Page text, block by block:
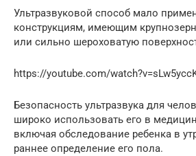
Ультразвуковой способ мало
конструкциям, имеющим
или сильно шероховатую
https://youtube.com/
Безопасность ультразвука для
широко использовать его в
включая обследование ребенка в
раннее определение его пола.